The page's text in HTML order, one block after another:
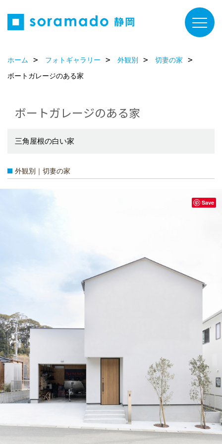
ホーム フォトギャラリー 外観別
切妻の家
ボートガレージのある家
ボートガレージのある家
三角屋根の白い家
外観別｜切妻の家
Save